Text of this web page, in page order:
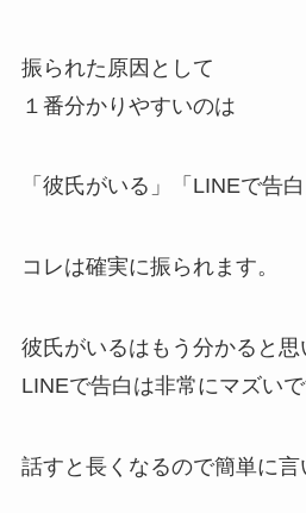
振られた原因として
１番分かりやすいのは
「彼氏がいる」「LINEで告白
コレは確実に振られます。
彼氏がいるはもう分かると思
LINEで告白は非常にマズいで
話すと長くなるので簡単に言